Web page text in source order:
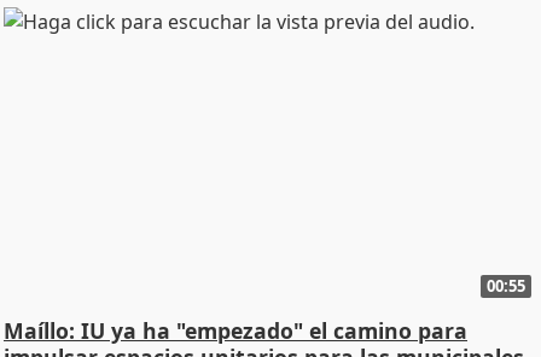
00:55
Maíllo: IU ya ha "empezado" el camino para